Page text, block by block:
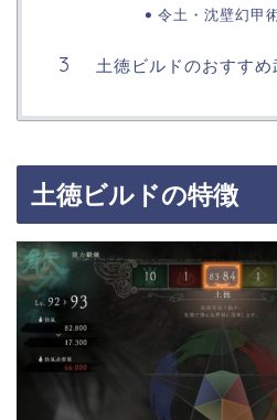
令土・沈壁幻甲
土徳ビルドのおすすめ
土徳ビルドの特徴